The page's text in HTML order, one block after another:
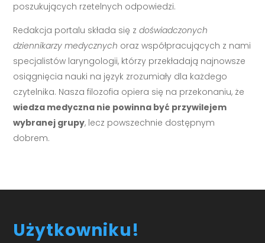
poszukujących rzetelnych odpowiedzi.
Redakcja portalu składa się zdoświadczonych
dziennikarzy medycznych oraz współpracujących z nami
specjalistów laryngologii, którzy przekładają najnowsze
osiągnięcia nauki na język zrozumiały dla każdego
czytelnika. Nasza filozofia opiera się na przekonaniu, że
wiedza medyczna nie powinna być przywilejem
wybranej grupy, lecz powszechnie dostępnym
dobrem.
Użytkowniku!